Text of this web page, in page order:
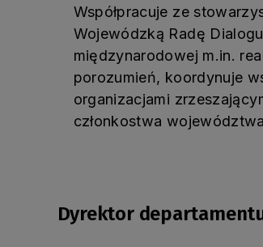
Współpracuje ze
Wojewódzką Radę
międzynarodowej m.in.
porozumień, koordynuje
organizacjami
członkostwa
Dyrektor